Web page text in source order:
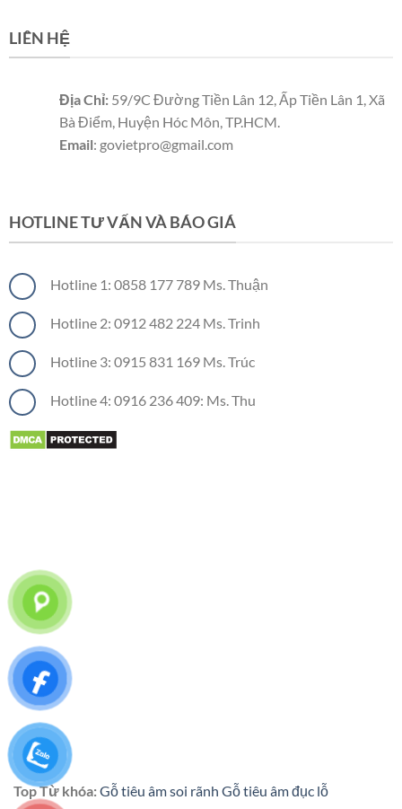
LIÊN HỆ
Địa Chỉ:59/9C Đường Tiền Lân 12, Ấp Tiền Lân 1, Xã
Bà Điểm, Huyện Hóc Môn, TP.HCM.
Email: govietpro@gmail.com
HOTLINE TƯ VẤN VÀ BÁO GIÁ
Hotline 1: 0858 177 789 Ms. Thuận
Hotline 2: 0912 482 224 Ms. Trinh
Hotline 3: 0915 831 169 Ms. Trúc
Hotline 4: 0916 236 409: Ms. Thu
Top Từ khóa:Gỗ tiêu âm soi rãnh Gỗ tiêu âm đục lỗ